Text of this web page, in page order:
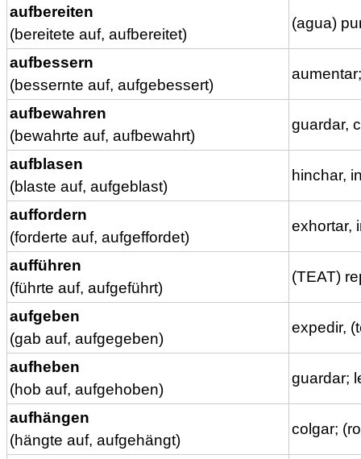
aufbereiten
(bereitete auf, aufbereitet)
(agua)
aufbessern
(bessernte auf, aufgebessert)
aufbewahren
(bewahrte auf, aufbewahrt)
guardar,
aufblasen
(blaste auf, aufgeblast)
hinchar,
auffordern
(forderte auf, aufgeffordet)
exhortar,
aufführen
(führte auf, aufgeführt)
(TEAT)
aufgeben
(gab auf, aufgegeben)
expedir,
aufheben
(hob auf, aufgehoben)
guardar;
aufhängen
(hängte auf, aufgehängt)
colgar;